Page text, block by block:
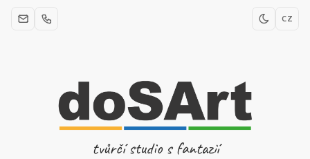
CZ
tvůrčí studio s fantazií